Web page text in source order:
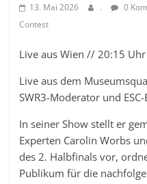
13. Mai 2026 . 0
Contest
Live aus Wien // 20:15
Live aus dem
SWR3-Moderator und
In seiner Show stellt er
Experten Carolin Worbs
des 2. Halbfinals vor,
Publikum für die